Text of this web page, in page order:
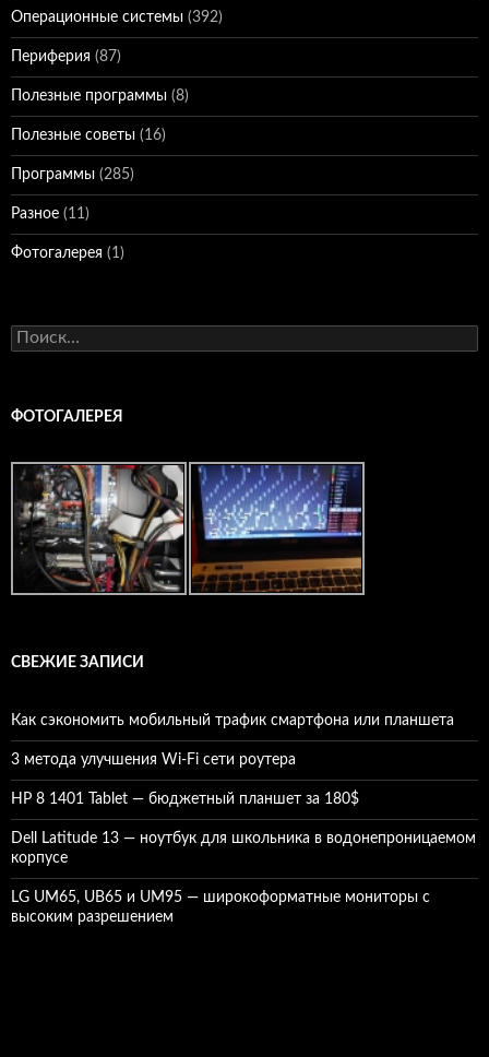
Операционные системы (392)
Периферия (87)
Полезные программы (8)
Полезные советы (16)
Программы (285)
Разное (11)
Фотогалерея (1)
Найти:
ФОТОГАЛЕРЕЯ
СВЕЖИЕ ЗАПИСИ
Как сэкономить мобильный трафик смартфона или планшета
3 метода улучшения Wi-Fi сети роутера
HP 8 1401 Tablet — бюджетный планшет за 180$
Dell Latitude 13 — ноутбук для школьника в водонепроницаемом
корпусе
LG UM65, UB65 и UM95 — широкоформатные мониторы с
высоким разрешением